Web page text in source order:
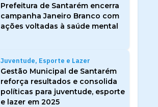
Prefeitura de Santarém encerra
campanha Janeiro Branco com
ações voltadas à saúde mental
Juventude, Esporte e Lazer
Gestão Municipal de Santarém
reforça resultados e consolida
políticas para juventude, esporte
e lazer em 2025